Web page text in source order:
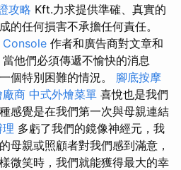
攻略 Kft.力求提供準確、真實的
的任何損害不承擔任何責任。
Console 作者和廣告商對文章和
他們必須傳遞不愉快的消息
個特別困難的情況。 腳底按摩
廠商 中式外燴菜單 喜悅也是我們
感覺是在我們第一次與母親連結
多虧了我們的鏡像神經元，我
母親或照顧者對我們感到滿意，
微笑時，我們就能獲得最大的幸